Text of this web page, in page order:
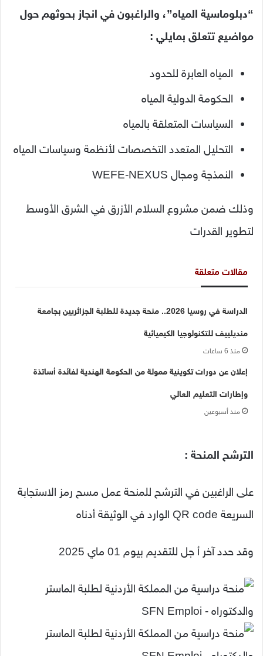
“دبلوماسية المياه”، والراغبون في انجاز بحوثهم حول
مواضيع تتعلق بمايلي :
المياه العابرة للحدود
الحكومة الدولية المياه
السياسات المتعلقة بالمياه
التحليل المتعدد التخصصات لأنظمة وسياسات المياه
النمذجة ومجال WEFE-NEXUS
وذلك ضمن مشروع السلام الأزرق في الشرق الأوسط
لتطوير القدرات
مقالات متعلقة
الدراسة في روسيا 2026.. منحة جديدة للطلبة الجزائريين بجامعة
منديلييف للتكنولوجيا الكيميائية
منذ 6 ساعات
إعلان عن دورات تكوينية ممولة من الحكومة الهندية لفائدة أساتذة
وإطارات التعليم العالي
منذ أسبوعين
الترشح المنحة :
على الراغبين في الترشح للمنحة عمل مسح رمز الاستجابة
السريعة QR code الوارد في الوثيقة أدناه
وقد حدد آخر أ جل للتقديم بيوم 01 ماي 2025